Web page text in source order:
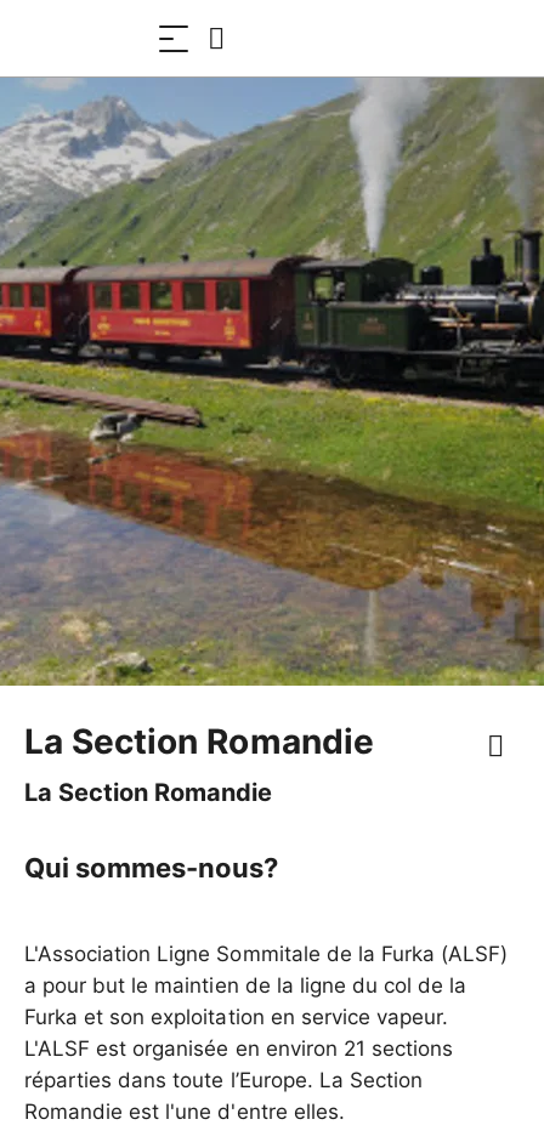
La Section Romandie
La Section Romandie
Qui sommes-nous?
L'Association Ligne Sommitale de la Furka (ALSF)
a pour but le maintien de la ligne du col de la
Furka et son exploitation en service vapeur.
L'ALSF est organisée en environ 21 sections
réparties dans toute l’Europe. La Section
Romandie est l'une d'entre elles.